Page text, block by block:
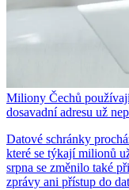
Miliony Čechů
dosavadní adresu už
Datové schránky
které se týkají milionů
srpna se změnilo také
zprávy ani přístup do